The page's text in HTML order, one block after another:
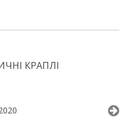
КРАПЛІ